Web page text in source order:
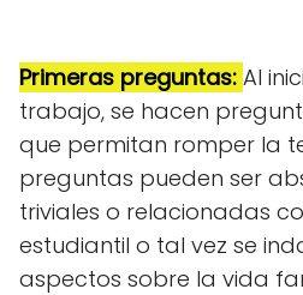
Primeras preguntas: Al
trabajo, se hacen
que permitan romper la
preguntas pueden ser
triviales o relacionadas
estudiantil o tal vez se
aspectos sobre la vida